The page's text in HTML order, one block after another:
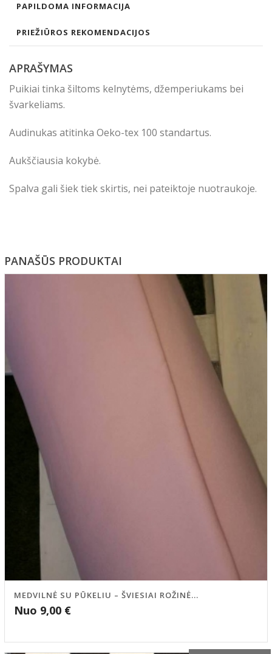
PAPILDOMA INFORMACIJA
PRIEŽIŪROS REKOMENDACIJOS
APRAŠYMAS
Puikiai tinka šiltoms kelnytėms, džemperiukams bei
švarkeliams.
Audinukas atitinka Oeko-tex 100 standartus.
Aukščiausia kokybė.
Spalva gali šiek tiek skirtis, nei pateiktoje nuotraukoje.
PANAŠŪS PRODUKTAI
MEDVILNĖ SU PŪKELIU – ŠVIESIAI ROŽINĖ...
Nuo 9,00 €